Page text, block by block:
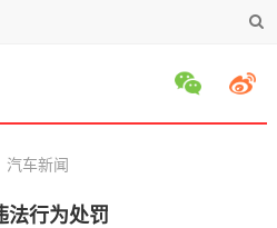
汽车新闻
法行为处罚